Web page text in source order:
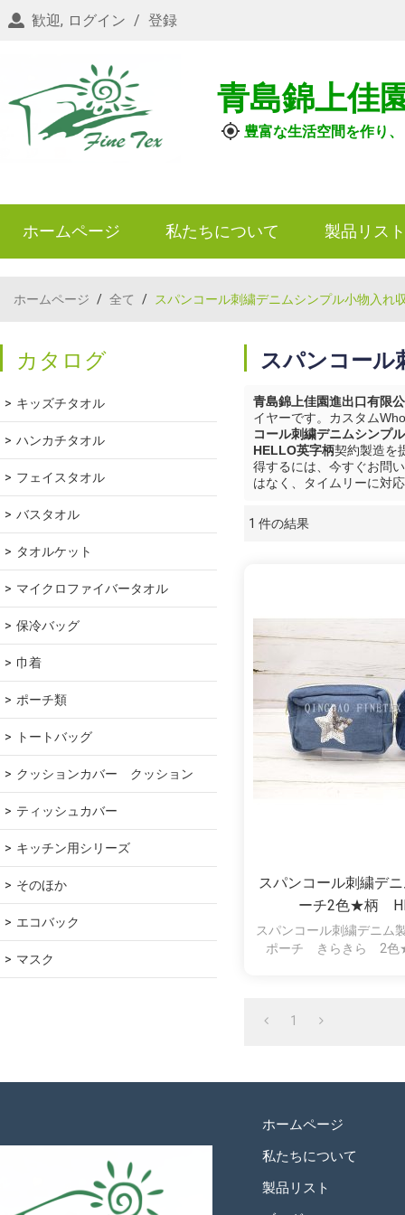
歓迎, ログイン / 登録
青島錦上佳
豊富な生活空間を作り
ホームページ 私たちについて 製品リスト
ホームページ / 全て / スパンコール刺繍デニムシンプル小物入
カタログ
キッズチタオル
ハンカチタオル
フェイスタオル
バスタオル
タオルケット
マイクロファイバータオル
保冷バッグ
巾着
ポーチ類
トートバッグ
クッションカバー　クッション
ティッシュカバー
キッチン用シリーズ
そのほか
エコバック
マスク
スパンコール
青島錦上佳園進出口有限
イヤーです。カスタム
コール刺繍デニムシン
HELLO英字柄契約製造を
得するには、今すぐお問
はなく、タイムリーに対
1 件の結果
スパンコール刺繍デ
ーチ2色★柄
スパンコール刺繍デニム
ポーチ きらきら 2色
1
ホームページ
私たちについて
製品リスト